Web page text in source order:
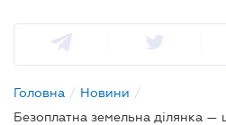
Головна / Новини /